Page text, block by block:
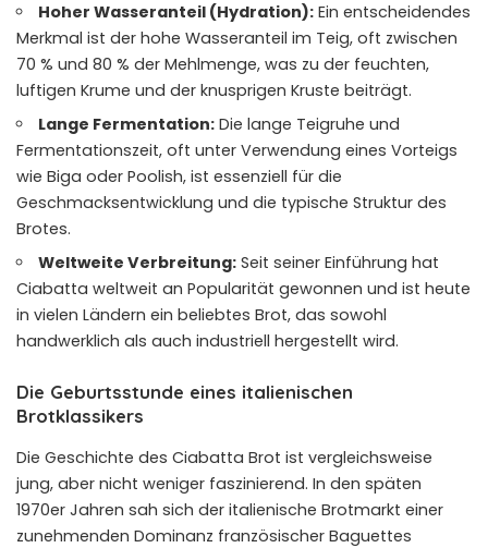
Hoher Wasseranteil (Hydration): Ein entscheidendes
Merkmal ist der hohe Wasseranteil im Teig, oft zwischen
70 % und 80 % der Mehlmenge, was zu der feuchten,
luftigen Krume und der knusprigen Kruste beiträgt.
Lange Fermentation: Die lange Teigruhe und
Fermentationszeit, oft unter Verwendung eines Vorteigs
wie Biga oder Poolish, ist essenziell für die
Geschmacksentwicklung und die typische Struktur des
Brotes.
Weltweite Verbreitung: Seit seiner Einführung hat
Ciabatta weltweit an Popularität gewonnen und ist heute
in vielen Ländern ein beliebtes Brot, das sowohl
handwerklich als auch industriell hergestellt wird.
Die Geburtsstunde eines italienischen
Brotklassikers
Die Geschichte des Ciabatta Brot ist vergleichsweise
jung, aber nicht weniger faszinierend. In den späten
1970er Jahren sah sich der italienische Brotmarkt einer
zunehmenden Dominanz französischer Baguettes